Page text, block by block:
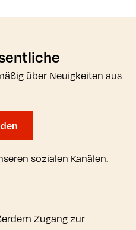
über Neuigkeiten aus
sozialen Kanälen.
Zugang zur